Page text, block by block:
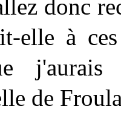
donc
elle à
de